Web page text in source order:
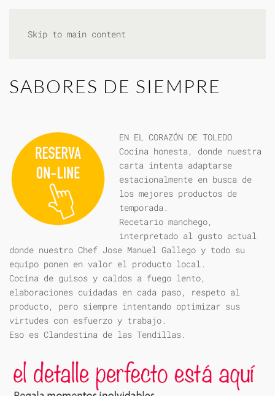
Skip to main content
SABORES DE SIEMPRE
EN EL CORAZÓN DE TOLEDO
Cocina honesta, donde nuestra
carta intenta adaptarse
estacionalmente en busca de
los mejores productos de
temporada.
Recetario manchego,
interpretado al gusto actual
donde nuestro Chef Jose Manuel Gallego y todo su
equipo ponen en valor el producto local.
Cocina de guisos y caldos a fuego lento,
elaboraciones cuidadas en cada paso, respeto al
producto, pero siempre intentando optimizar sus
virtudes con esfuerzo y trabajo.
Eso es Clandestina de las Tendillas.